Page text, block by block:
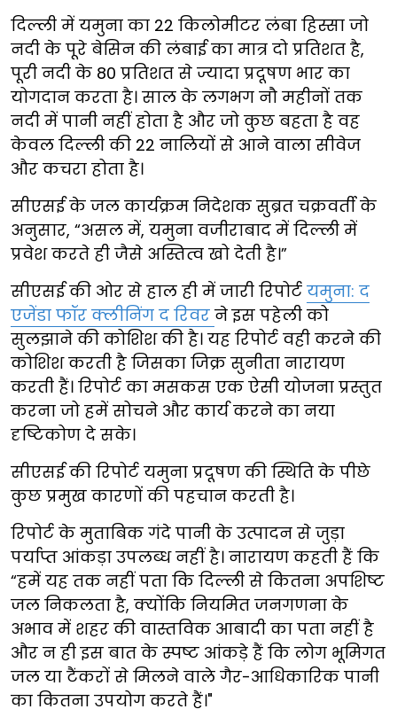
दिल्ली में यमुना का 22 किलोमीटर लंबा हिस्सा जो
नदी के पूरे बेसिन की लंबाई का मात्र दो प्रतिशत है,
पूरी नदी के 80 प्रतिशत से ज्यादा प्रदूषण भार का
योगदान करता है। साल के लगभग नौ महीनों तक
नदी में पानी नहीं होता है और जो कुछ बहता है वह
केवल दिल्ली की 22 नालियों से आने वाला सीवेज
और कचरा होता है।
सीएसई के जल कार्यक्रम निदेशक सुब्रत चक्रवर्ती के
अनुसार, “असल में, यमुना वजीराबाद में दिल्ली में
प्रवेश करते ही जैसे अस्तित्व खो देती है।”
सीएसई की ओर से हाल ही में जारी रिपोर्ट यमुना: द
एजेंडा फॉर क्लीनिंग द रिवर ने इस पहेली को
सुलझाने की कोशिश की है। यह रिपोर्ट वही करने की
कोशिश करती है जिसका जिक्र सुनीता नारायण
करती हैं। रिपोर्ट का मसकस एक ऐसी योजना प्रस्तुत
करना जो हमें सोचने और कार्य करने का नया
दृष्टिकोण दे सके।
सीएसई की रिपोर्ट यमुना प्रदूषण की स्थिति के पीछे
कुछ प्रमुख कारणों की पहचान करती है।
रिपोर्ट के मुताबिक गंदे पानी के उत्पादन से जुड़ा
पर्याप्त आंकड़ा उपलब्ध नहीं है। नारायण कहती हैं कि
“हमें यह तक नहीं पता कि दिल्ली से कितना अपशिष्ट
जल निकलता है, क्योंकि नियमित जनगणना के
अभाव में शहर की वास्तविक आबादी का पता नहीं है
और न ही इस बात के स्पष्ट आंकड़े हैं कि लोग भूमिगत
जल या टैंकरों से मिलने वाले गैर-आधिकारिक पानी
का कितना उपयोग करते हैं।"